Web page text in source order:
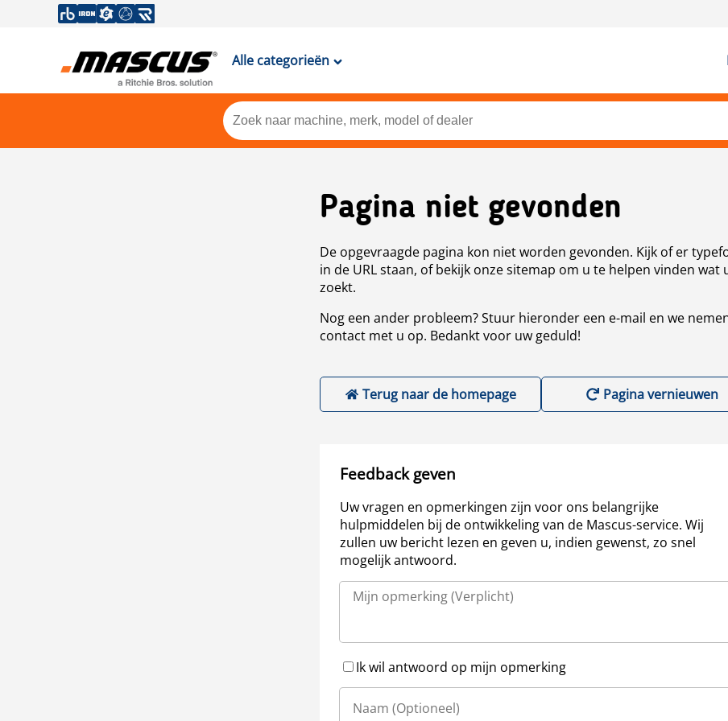
Alle categorieën
Pagina niet gevonden
De opgevraagde pagina kon niet worden gevonden. Kijk of er
in de URL staan, of bekijk onze sitemap om u te helpen vinden wat
zoekt.
Nog een ander probleem? Stuur hieronder een e-mail en we
contact met u op. Bedankt voor uw geduld!
Terug naar de homepage Pagina vernieuwen
Feedback geven
Uw vragen en opmerkingen zijn voor ons belangrijke
hulpmiddelen bij de ontwikkeling van de Mascus-service. Wij
zullen uw bericht lezen en geven u, indien gewenst, zo snel
mogelijk antwoord.
Ik wil antwoord op mijn opmerking